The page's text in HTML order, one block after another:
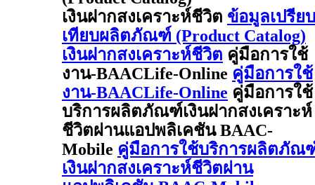
เงินฝากสงเคราะห์ชีวิต ข้อมูลเปรียบ
เทียบผลิตภัณฑ์ (Product Catalog)
เงินฝากสงเคราะห์ชีวิต คู่มือการใช้
งาน-BAACLife-Online คู่มือการใช้
งาน-BAACLife-Online คู่มือการใช้
บริการผลิตภัณฑ์เงินฝากสงเคราะห์
ชีวิตผ่านแอปพลิเคชัน BAAC-
Mobile คู่มือการใช้บริการผลิตภัณ
เงินฝากสงเคราะห์ชีวิตผ่าน